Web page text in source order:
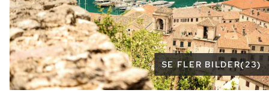
Se fler bilder
SE FLER BILDER(23)